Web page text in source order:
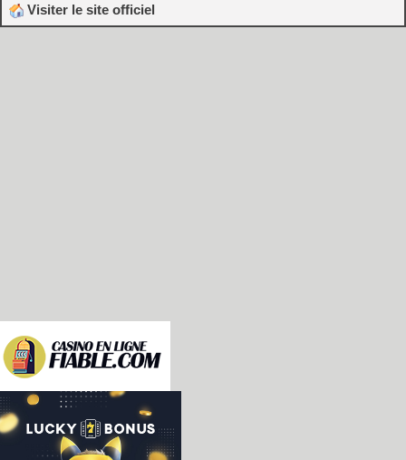
Visiter le site officiel